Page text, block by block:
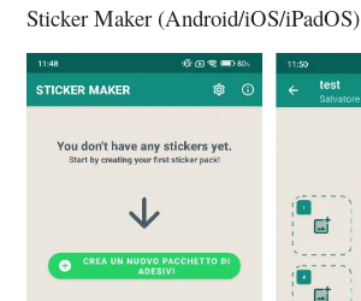
Sticker Maker (Android/iOS/iPadOS)